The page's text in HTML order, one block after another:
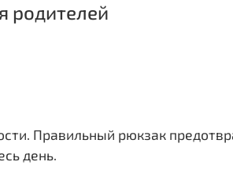
родителей
Правильный рюкзак
день.